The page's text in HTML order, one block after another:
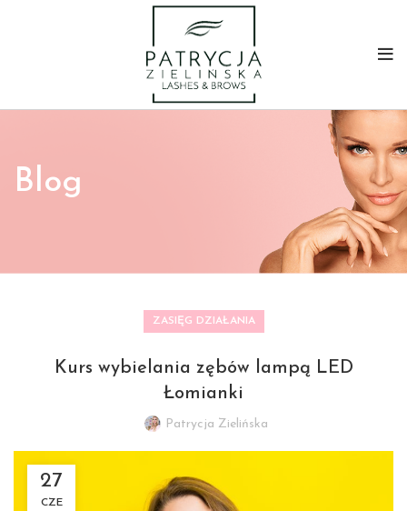
Blog
ZASIĘG DZIAŁANIA
Kurs wybielania zębów lampą LED
Łomianki
Patrycja Zielińska
27
CZE